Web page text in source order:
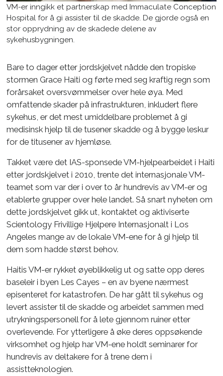
VM-er inngikk et partnerskap med Immaculate Conception
Hospital for å gi assister til de skadde. De gjorde også en
stor opprydning av de skadede delene av
sykehusbygningen.
Bare to dager etter jordskjelvet nådde den tropiske
stormen Grace Haiti og førte med seg kraftig regn som
forårsaket oversvømmelser over hele øya. Med
omfattende skader på infrastrukturen, inkludert flere
sykehus, er det mest umiddelbare problemet å gi
medisinsk hjelp til de tusener skadde og å bygge leskur
for de titusener av hjemløse.
Takket være det IAS-sponsede VM-hjelpearbeidet i Haiti
etter jordskjelvet i 2010, trente det internasjonale VM-
teamet som var der i over to år hundrevis av VM-er og
etablerte grupper over hele landet. Så snart nyheten om
dette jordskjelvet gikk ut, kontaktet og aktiviserte
Scientology Frivillige Hjelpere Internasjonalt i Los
Angeles mange av de lokale VM-ene for å gi hjelp til
dem som hadde størst behov.
Haitis VM-er rykket øyeblikkelig ut og satte opp deres
baseleir i byen Les Cayes – en av byene nærmest
episenteret for katastrofen. De har gått til sykehus og
levert assister til de skadde og arbeidet sammen med
utrykningspersonell for å lete gjennom ruiner etter
overlevende. For ytterligere å øke deres oppsøkende
virksomhet og hjelp har VM-ene holdt seminarer for
hundrevis av deltakere for å trene dem i
assistteknologien.